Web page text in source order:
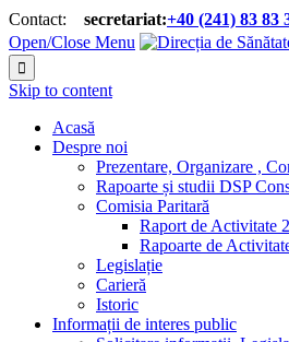
Contact: secretariat:+40 (241) 83 83
Open/Close Menu

Skip to content
Acasă
Despre noi
Prezentare, Organizare ,
Rapoarte și studii DSP
Comisia Paritară
Raport de Activitate
Rapoarte de
Legislație
Carieră
Istoric
Informații de interes public